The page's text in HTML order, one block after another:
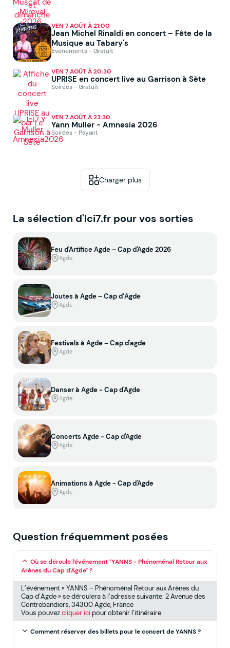
VEN 7 AOÛT À 21:00
Jean Michel Rinaldi en concert – Fête de la
Musique au Tabary's
Événements - Gratuit
VEN 7 AOÛT À 20:30
UPRISE en concert live au Garrison à Sète
Soirées - Gratuit
VEN 7 AOÛT À 23:30
Yann Muller - Amnesia 2026
Soirées - Payant
Charger plus
La sélection d'Ici7.fr pour vos sorties
Feu d'Artifice Agde – Cap d'Agde 2026
Agde
Joutes à Agde – Cap d’Agde
Agde
Festivals à Agde – Cap d'agde
Agde
Danser à Agde - Cap d'Agde
Agde
Concerts Agde - Cap d'Agde
Agde
Animations à Agde - Cap d'Agde
Agde
Question fréquemment posées
Où se déroule l'événement "YANNS - Phénoménal Retour aux
Arènes du Cap d'Agde" ?
L’événement « YANNS – Phénoménal Retour aux Arènes du
Cap d’Agde » se déroulera à l’adresse suivante: 2 Avenue des
Contrebandiers, 34300 Agde, France
Vous pouvezcliquer icipour obtenir l’itinéraire
Comment réserver des billets pour le concert de YANNS ?